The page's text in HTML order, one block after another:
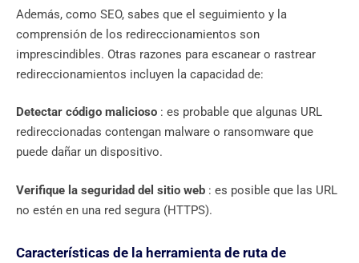
Además, como SEO, sabes que el seguimiento y la
comprensión de los redireccionamientos son
imprescindibles. Otras razones para escanear o rastrear
redireccionamientos incluyen la capacidad de:
Detectar código malicioso : es probable que algunas URL
redireccionadas contengan malware o ransomware que
puede dañar un dispositivo.
Verifique la seguridad del sitio web : es posible que las URL
no estén en una red segura (HTTPS).
Características de la herramienta de ruta de